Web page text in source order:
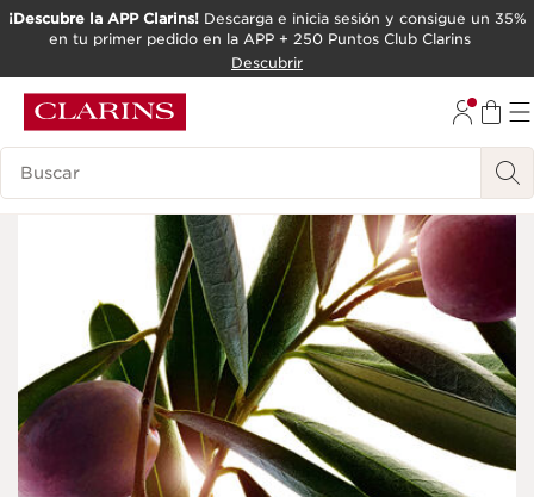
IR AL CONTENIDO
¡Descubre la APP Clarins!Descarga e inicia sesión y consigue un 35%
en tu primer pedido en la APP + 250 Puntos Club Clarins
Descubrir
Leyenda